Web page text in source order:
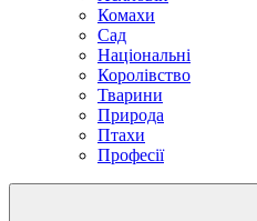
Комахи
Сад
Національні
Королівство
Тварини
Природа
Птахи
Професії